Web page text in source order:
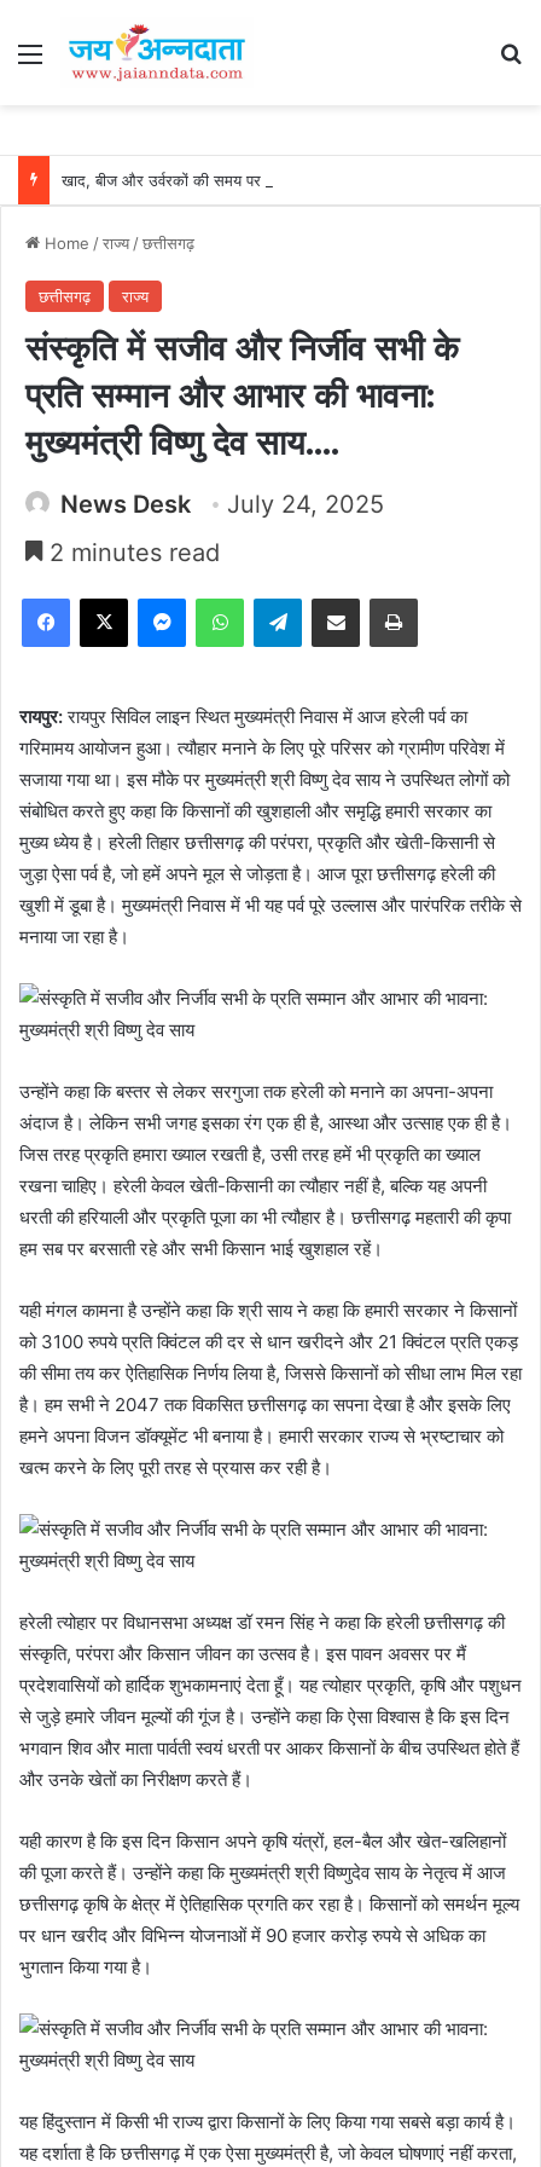
Menu
Home /राज्य/छत्तीसगढ़
छत्तीसगढ़ राज्य
संस्कृति में सजीव और निर्जीव सभी के
प्रति सम्मान और आभार की भावना:
मुख्यमंत्री विष्णु देव साय….
News Desk
July 24, 2025
2 minutes read
Facebook
X MessengerWhatsAppTelegramShare via Email Print
रायपुर:रायपुर सिविल लाइन स्थित मुख्यमंत्री निवास में आज हरेली पर्व का
गरिमामय आयोजन हुआ। त्यौहार मनाने के लिए पूरे परिसर को ग्रामीण परिवेश में
सजाया गया था। इस मौके पर मुख्यमंत्री श्री विष्णु देव साय ने उपस्थित लोगों को
संबोधित करते हुए कहा कि किसानों की खुशहाली और समृद्धि हमारी सरकार का
मुख्य ध्येय है। हरेली तिहार छत्तीसगढ़ की परंपरा, प्रकृति और खेती-किसानी से
जुड़ा ऐसा पर्व है, जो हमें अपने मूल से जोड़ता है। आज पूरा छत्तीसगढ़ हरेली की
खुशी में डूबा है। मुख्यमंत्री निवास में भी यह पर्व पूरे उल्लास और पारंपरिक तरीके से
मनाया जा रहा है।
उन्होंने कहा कि बस्तर से लेकर सरगुजा तक हरेली को मनाने का अपना-अपना
अंदाज है। लेकिन सभी जगह इसका रंग एक ही है, आस्था और उत्साह एक ही है।
जिस तरह प्रकृति हमारा ख्याल रखती है, उसी तरह हमें भी प्रकृति का ख्याल
रखना चाहिए। हरेली केवल खेती-किसानी का त्यौहार नहीं है, बल्कि यह अपनी
धरती की हरियाली और प्रकृति पूजा का भी त्यौहार है। छत्तीसगढ़ महतारी की कृपा
हम सब पर बरसाती रहे और सभी किसान भाई खुशहाल रहें।
यही मंगल कामना है उन्होंने कहा कि श्री साय ने कहा कि हमारी सरकार ने किसानों
को 3100 रुपये प्रति क्विंटल की दर से धान खरीदने और 21 क्विंटल प्रति एकड़
की सीमा तय कर ऐतिहासिक निर्णय लिया है, जिससे किसानों को सीधा लाभ मिल रहा
है। हम सभी ने 2047 तक विकसित छत्तीसगढ़ का सपना देखा है और इसके लिए
हमने अपना विजन डॉक्यूमेंट भी बनाया है। हमारी सरकार राज्य से भ्रष्टाचार को
खत्म करने के लिए पूरी तरह से प्रयास कर रही है।
हरेली त्योहार पर विधानसभा अध्यक्ष डॉ रमन सिंह ने कहा कि हरेली छत्तीसगढ़ की
संस्कृति, परंपरा और किसान जीवन का उत्सव है। इस पावन अवसर पर मैं
प्रदेशवासियों को हार्दिक शुभकामनाएं देता हूँ। यह त्योहार प्रकृति, कृषि और पशुधन
से जुड़े हमारे जीवन मूल्यों की गूंज है। उन्होंने कहा कि ऐसा विश्वास है कि इस दिन
भगवान शिव और माता पार्वती स्वयं धरती पर आकर किसानों के बीच उपस्थित होते हैं
और उनके खेतों का निरीक्षण करते हैं।
यही कारण है कि इस दिन किसान अपने कृषि यंत्रों, हल-बैल और खेत-खलिहानों
की पूजा करते हैं। उन्होंने कहा कि मुख्यमंत्री श्री विष्णुदेव साय के नेतृत्व में आज
छत्तीसगढ़ कृषि के क्षेत्र में ऐतिहासिक प्रगति कर रहा है। किसानों को समर्थन मूल्य
पर धान खरीद और विभिन्न योजनाओं में 90 हजार करोड़ रुपये से अधिक का
भुगतान किया गया है।
यह हिंदुस्तान में किसी भी राज्य द्वारा किसानों के लिए किया गया सबसे बड़ा कार्य है।
यह दर्शाता है कि छत्तीसगढ़ में एक ऐसा मुख्यमंत्री है, जो केवल घोषणाएं नहीं करता,